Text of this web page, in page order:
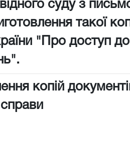
суду з
такої
"Про доступ до
копій